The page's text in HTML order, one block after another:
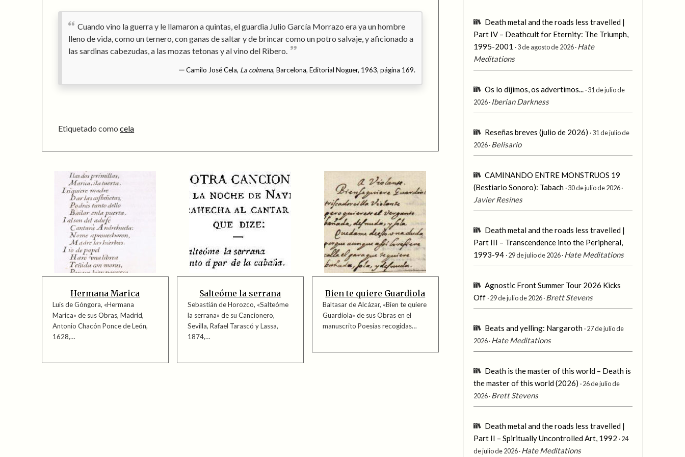
Cuando vino la guerra y le llamaron a quintas, el guardia Julio García Morrazo era ya un hombre
lleno de vida, como un ternero, con ganas de saltar y de brincar como un potro salvaje, y aficionado a
las sardinas cabezudas, a las mozas tetonas y al vino del Ribero.
Camilo José Cela, La colmena, Barcelona, Editorial Noguer, 1963, página 169.
Etiquetado como cela
Hermana Marica
Luis de Góngora, «Hermana
Marica» de sus Obras, Madrid,
Antonio Chacón Ponce de León,
1628,…
Salteóme la serrana
Sebastián de Horozco, «Salteóme
la serrana» de su Cancionero,
Sevilla, Rafael Tarascó y Lassa,
1874,…
Bien te quiere Guardiola
Baltasar de Alcázar, «Bien te quiere
Guardiola» de sus Obras en el
manuscrito Poesías recogidas…
Death metal and the roads less travelled |
Part IV – Deathcult for Eternity: The Triumph,
1995-2001
3 de agosto de 2026 Hate
Meditations
Os lo dijimos, os advertimos... 31 de julio de
2026 Iberian Darkness
Reseñas breves (julio de 2026)
31 de julio de
2026 Belisario
CAMINANDO ENTRE MONSTRUOS 19
(Bestiario Sonoro): Tabach 30 de julio de 2026
Javier Resines
Death metal and the roads less travelled |
Part III – Transcendence into the Peripheral,
1993-94 29 de julio de 2026 Hate Meditations
Agnostic Front Summer Tour 2026 Kicks
Off 29 de julio de 2026 Brett Stevens
Beats and yelling: Nargaroth 27 de julio de
2026 Hate Meditations
Death is the master of this world – Death is
the master of this world (2026)
26 de julio de
2026 Brett Stevens
Death metal and the roads less travelled |
Part II – Spiritually Uncontrolled Art, 1992
24
de julio de 2026 Hate Meditations